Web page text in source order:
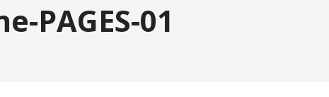
PAGES-01